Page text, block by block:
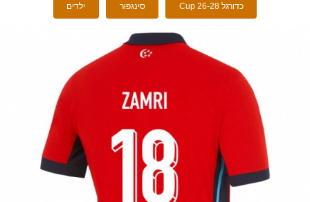
כדורגל Cup 26-28 סינגפור ילדים